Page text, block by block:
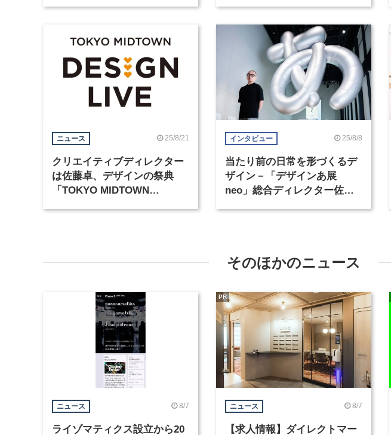
ニュース 25/8/21
クリエイティブディレクター
は佐藤卓、デザインの祭典
「TOKYO MIDTOWN
インタビュー 25/8/8
当たり前の日常を形づくるデ
ザイン－「デザインあ展
neo」総合ディレクター佐藤
そのほかのニュース
ニュース 8/7
ライゾマティクス設立から20
ニュース 8/7
【求人情報】ダイレクトマー
PR